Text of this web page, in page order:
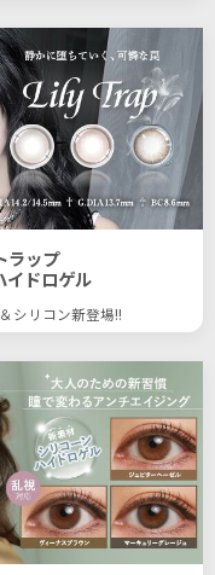
ラップ
イドロゲル
シリコン新登場!!